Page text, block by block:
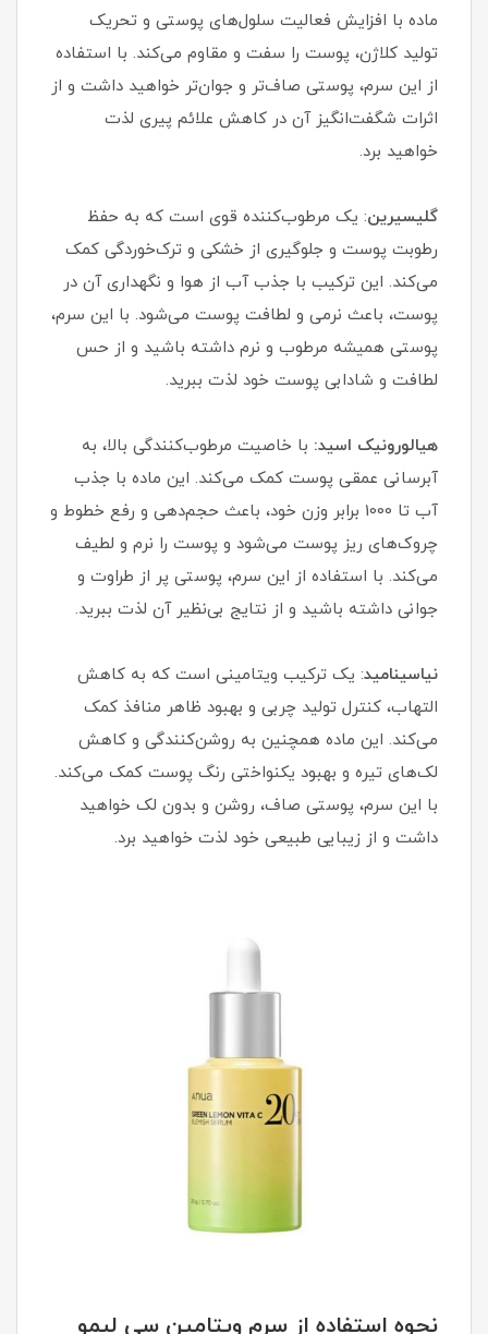
ماده با افزایش فعالیت سلول‌های پوستی و تحریک
تولید کلاژن، پوست را سفت و مقاوم می‌کند. با استفاده
از این سرم، پوستی صاف‌تر و جوان‌تر خواهید داشت و از
اثرات شگفت‌انگیز آن در کاهش علائم پیری لذت
خواهید برد.
گلیسیرین: یک مرطوب‌کننده قوی است که به حفظ
رطوبت پوست و جلوگیری از خشکی و ترک‌خوردگی کمک
می‌کند. این ترکیب با جذب آب از هوا و نگهداری آن در
پوست، باعث نرمی و لطافت پوست می‌شود. با این سرم،
پوستی همیشه مرطوب و نرم داشته باشید و از حس
لطافت و شادابی پوست خود لذت ببرید.
هیالورونیک اسید: با خاصیت مرطوب‌کنندگی بالا، به
آبرسانی عمقی پوست کمک می‌کند. این ماده با جذب
آب تا 1000 برابر وزن خود، باعث حجم‌دهی و رفع خطوط و
چروک‌های ریز پوست می‌شود و پوست را نرم و لطیف
می‌کند. با استفاده از این سرم، پوستی پر از طراوت و
جوانی داشته باشید و از نتایج بی‌نظیر آن لذت ببرید.
نیاسینامید: یک ترکیب ویتامینی است که به کاهش
التهاب، کنترل تولید چربی و بهبود ظاهر منافذ کمک
می‌کند. این ماده همچنین به روشن‌کنندگی و کاهش
لک‌های تیره و بهبود یکنواختی رنگ پوست کمک می‌کند.
با این سرم، پوستی صاف، روشن و بدون لک خواهید
داشت و از زیبایی طبیعی خود لذت خواهید برد.
نحوه استفاده از سرم ویتامین سی لیمو